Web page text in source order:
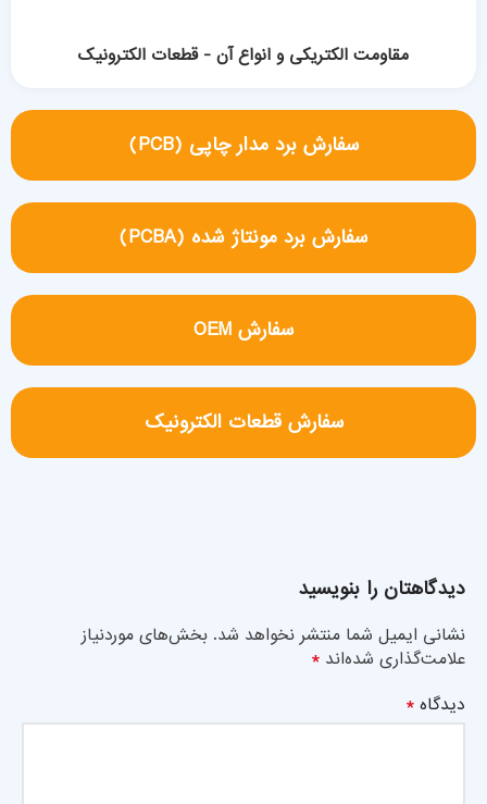
مقاومت الکتریکی و انواع آن - قطعات الکترونیک
سفارش برد مدار چاپی (PCB)
سفارش برد مونتاژ شده (PCBA)
سفارش OEM
سفارش قطعات الکترونیک
دیدگاهتان را بنویسید
نشانی ایمیل شما منتشر نخواهد شد. بخش‌های موردنیاز
علامت‌گذاری شده‌اند *
دیدگاه *